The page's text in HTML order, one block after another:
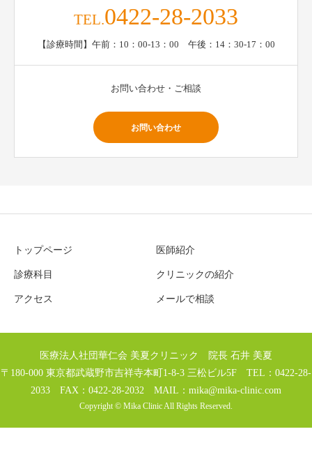
TEL.0422-28-2033
【診療時間】午前：10：00-13：00 午後：14：30-17：00
お問い合わせ・ご相談
お問い合わせ
トップページ 医師紹介
診療科目 クリニックの紹介
アクセス メールで相談
医療法人社団華仁会 美夏クリニック 院長 石井 美夏
〒180-000 東京都武蔵野市吉祥寺本町1-8-3 三松ビル5F TEL：0422-28-
2033 FAX：0422-28-2032 MAIL： mika@mika-clinic.com
Copyright © Mika Clinic All Rights Reserved.